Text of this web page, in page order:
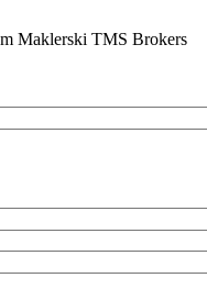
Maklerski TMS Brokers